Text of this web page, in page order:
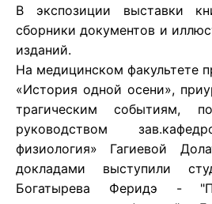
В экспозиции выставки
сборники документов и
изданий.
На медицинском факультете
«История одной осени»,
трагическим событиям,
руководством
физиология» Гагиевой
докладами выступили
Богатырева Феридэ -